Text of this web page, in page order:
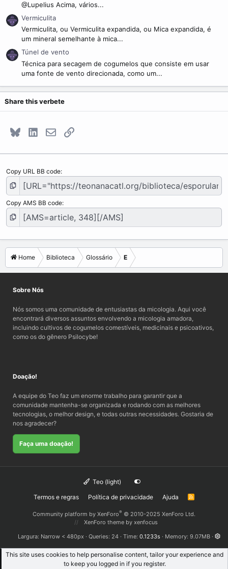
@Lupelius Acima, vários...
Vermiculita
Vermiculita, ou Vermiculita expandida, ou Mica expandida, é
um mineral semelhante à mica...
Túnel de vento
Técnica para secagem de cogumelos que consiste em usar
uma fonte de vento direcionada, como um...
Share this verbete
Bluesky LinkedInE-mailLink
Copy URL BB code
Copy AMS BB code
Home Biblioteca Glossário E
Sobre Nós
Nós somos uma comunidade de entusiastas da micologia. Aqui você
encontrará diversos assuntos envolvendo a micologia amadora,
incluindo cultivos de cogumelos comestíveis, medicinais e psicoativos,
como os do gênero Psilocybe!
Doação!
A equipe do Teo faz um enorme trabalho para garantir que a
comunidade mantenha-se organizada e rodando com as melhores
tecnologias, o melhor design, e todas outras necessidades. Gostaria de
nos agradecer?
Faça uma doação!
Teo (light)
Termos e regras
Política de privacidade Ajuda
R
Community platform by XenForo® © 2010-2025 XenForo Ltd.
XenForo theme by xenfocus
Largura
Queries 24 Time 0.1233s Memory 9.07MB
This site uses cookies to help personalise content, tailor your experience and
to keep you logged in if you register.